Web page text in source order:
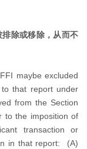
除或移除，从而不
maybe excluded
that report under
from the Section
to the imposition of
transaction or
in that report: (A)